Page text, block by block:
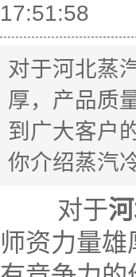
17:51:58
对于河北蒸
厚，产品质
到广大客户
你介绍蒸汽
对于
师资力量